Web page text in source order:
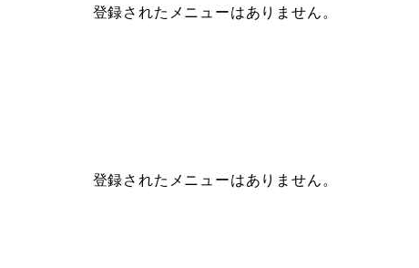
登録されたメニューはありません。
登録されたメニューはありません。